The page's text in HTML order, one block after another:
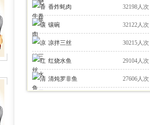
香炸蚝肉 32198人次
镶碗 32122人次
凉拌三丝 30215人次
红烧水鱼 29104人次
清炖罗非鱼 27606人次